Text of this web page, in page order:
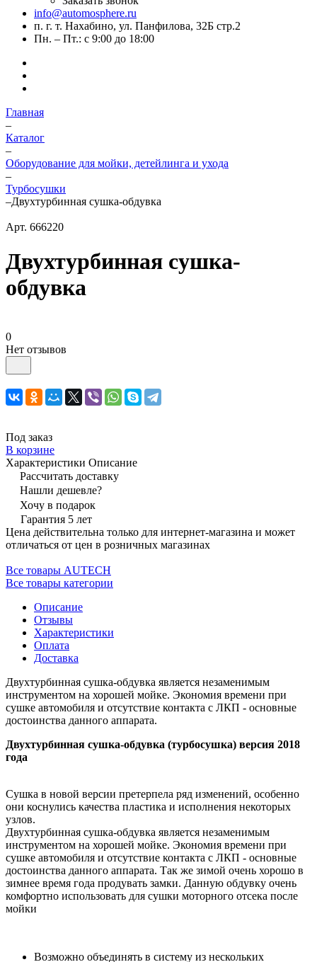
info@automosphere.ru
п. г. т. Нахабино, ул. Панфилова, 32Б стр.2
Пн. – Пт.: с 9:00 до 18:00
Главная
–
Каталог
–
Оборудование для мойки, детейлинга и ухода
–
Турбосушки
–Двухтурбинная сушка-обдувка
Арт. 666220
Двухтурбинная сушка-
обдувка
0
Нет отзывов
Под заказ
В корзине
Характеристики Описание
Рассчитать доставку
Нашли дешевле?
Хочу в подарок
Гарантия 5 лет
Цена действительна только для интернет-магазина и может
отличаться от цен в розничных магазинах
Все товары AUTECH
Все товары категории
Описание
Отзывы
Характеристики
Оплата
Доставка
Двухтурбинная сушка-обдувка является незаменимым
инструментом на хорошей мойке. Экономия времени при
сушке автомобиля и отсутствие контакта с ЛКП - основные
достоинства данного аппарата.
Двухтурбинная сушка-обдувка (турбосушка) версия 2018
года
Сушка в новой версии претерпела ряд изменений, особенно
они коснулись качества пластика и исполнения некоторых
узлов.
Двухтурбинная сушка-обдувка является незаменимым
инструментом на хорошей мойке. Экономия времени при
сушке автомобиля и отсутствие контакта с ЛКП - основные
достоинства данного аппарата. Так же зимой очень хорошо в
зимнее время года продувать замки. Данную обдувку очень
комфортно использовать для сушки моторного отсека после
мойки
Возможно объединять в систему из нескольких